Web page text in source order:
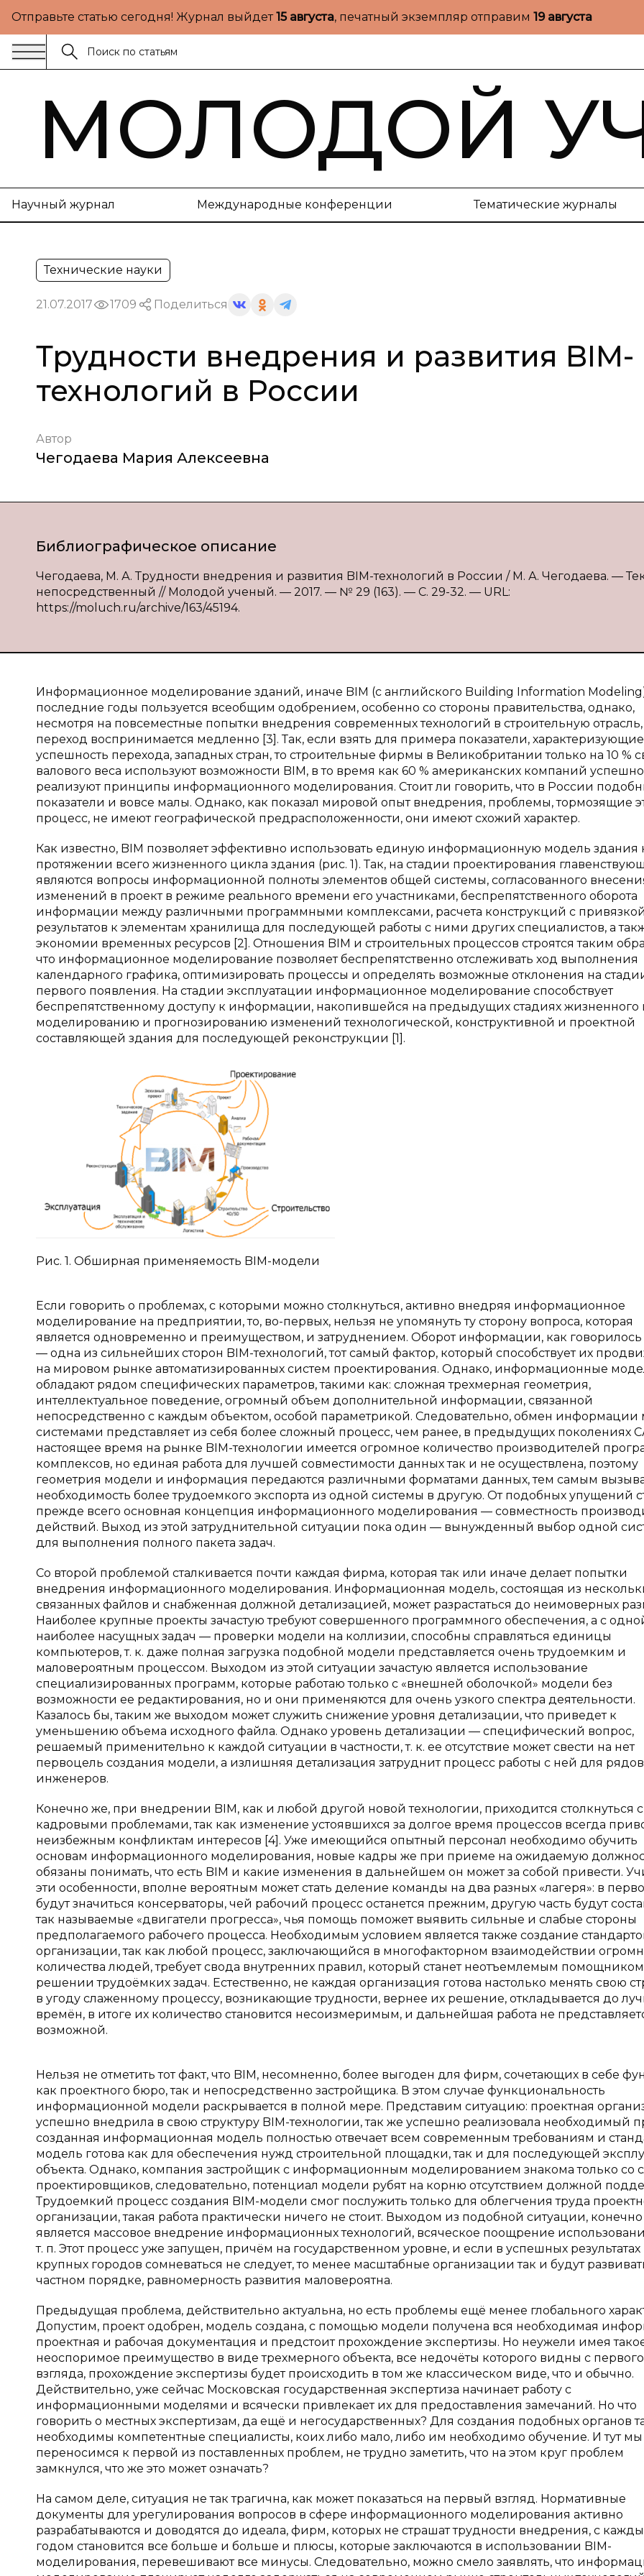
Отправьте статью сегодня! Журнал выйдет15 августа, печатный экземпляр отправим 19 августа
МОЛОДОЙ
Научный журнал Международные конференции Тематические журналы
Технические науки
21.07.2017 1709 Поделиться
Трудности внедрения и развития BIM-
технологий в России
Автор
Чегодаева Мария Алексеевна
Библиографическое описание
Чегодаева, М. А. Трудности внедрения и развития BIM-технологий в России / М. А. Чегодаева. —
непосредственный // Молодой ученый. — 2017. — № 29 (163). — С. 29-32. — URL:
https://moluch.ru/archive/163/45194.
Информационное моделирование зданий, иначе BIM (с английского Building Information
последние годы пользуется всеобщим одобрением, особенно со стороны правительства, однако,
несмотря на повсеместные попытки внедрения современных технологий в строительную отрасль,
переход воспринимается медленно [3]. Так, если взять для примера показатели, характеризующие
успешность перехода, западных стран, то строительные фирмы в Великобритании только на 10 %
валового веса используют возможности BIM, в то время как 60 % американских компаний успешно
реализуют принципы информационного моделирования. Стоит ли говорить, что в России
показатели и вовсе малы. Однако, как показал мировой опыт внедрения, проблемы, тормозящие
процесс, не имеют географической предрасположенности, они имеют схожий характер.
Как известно, BIM позволяет эффективно использовать единую информационную модель здания
протяжении всего жизненного цикла здания (рис. 1). Так, на стадии проектирования
являются вопросы информационной полноты элементов общей системы, согласованного
изменений в проект в режиме реального времени его участниками, беспрепятственного оборота
информации между различными программными комплексами, расчета конструкций с привязкой
результатов к элементам хранилища для последующей работы с ними других специалистов, а
экономии временных ресурсов [2]. Отношения BIM и строительных процессов строятся таким
что информационное моделирование позволяет беспрепятственно отслеживать ход выполнения
календарного графика, оптимизировать процессы и определять возможные отклонения на
первого появления. На стадии эксплуатации информационное моделирование способствует
беспрепятственному доступу к информации, накопившейся на предыдущих стадиях жизненного
моделированию и прогнозированию изменений технологической, конструктивной и проектной
составляющей здания для последующей реконструкции [1].
Рис. 1. Обширная применяемость BIM-модели
Если говорить о проблемах, с которыми можно столкнуться, активно внедряя информационное
моделирование на предприятии, то, во-первых, нельзя не упомянуть ту сторону вопроса, которая
является одновременно и преимуществом, и затруднением. Оборот информации, как говорилось
— одна из сильнейших сторон BIM-технологий, тот самый фактор, который способствует их
на мировом рынке автоматизированных систем проектирования. Однако, информационные
обладают рядом специфических параметров, такими как: сложная трехмерная геометрия,
интеллектуальное поведение, огромный объем дополнительной информации, связанной
непосредственно с каждым объектом, особой параметрикой. Следовательно, обмен
системами представляет из себя более сложный процесс, чем ранее, в предыдущих поколениях
настоящее время на рынке BIM-технологии имеется огромное количество производителей
комплексов, но единая работа для лучшей совместимости данных так и не осуществлена, поэтому
геометрия модели и информация передаются различными форматами данных, тем самым
необходимость более трудоемкого экспорта из одной системы в другую. От подобных упущений
прежде всего основная концепция информационного моделирования — совместность
действий. Выход из этой затруднительной ситуации пока один — вынужденный выбор одной
для выполнения полного пакета задач.
Со второй проблемой сталкивается почти каждая фирма, которая так или иначе делает попытки
внедрения информационного моделирования. Информационная модель, состоящая из
связанных файлов и снабженная должной детализацией, может разрастаться до неимоверных
Наиболее крупные проекты зачастую требуют совершенного программного обеспечения, а с
наиболее насущных задач — проверки модели на коллизии, способны справляться единицы
компьютеров, т. к. даже полная загрузка подобной модели представляется очень трудоемким и
маловероятным процессом. Выходом из этой ситуации зачастую является использование
специализированных программ, которые работаю только с «внешней оболочкой» модели без
возможности ее редактирования, но и они применяются для очень узкого спектра деятельности.
Казалось бы, таким же выходом может служить снижение уровня детализации, что приведет к
уменьшению объема исходного файла. Однако уровень детализации — специфический вопрос,
решаемый применительно к каждой ситуации в частности, т. к. ее отсутствие может свести на нет
первоцель создания модели, а излишняя детализация затруднит процесс работы с ней для
инженеров.
Конечно же, при внедрении BIM, как и любой другой новой технологии, приходится столкнуться с
кадровыми проблемами, так как изменение устоявшихся за долгое время процессов всегда
неизбежным конфликтам интересов [4]. Уже имеющийся опытный персонал необходимо обучить
основам информационного моделирования, новые кадры же при приеме на ожидаемую
обязаны понимать, что есть BIM и какие изменения в дальнейшем он может за собой привести.
эти особенности, вполне вероятным может стать деление команды на два разных «лагеря»: в
будут значиться консерваторы, чей рабочий процесс останется прежним, другую часть будут
так называемые «двигатели прогресса», чья помощь поможет выявить сильные и слабые стороны
предполагаемого рабочего процесса. Необходимым условием является также создание
организации, так как любой процесс, заключающийся в многофакторном взаимодействии
количества людей, требует свода внутренних правил, который станет неотъемлемым
решении трудоёмких задач. Естественно, не каждая организация готова настолько менять свою
в угоду слаженному процессу, возникающие трудности, вернее их решение, откладывается до
времён, в итоге их количество становится несоизмеримым, и дальнейшая работа не
возможной.
Нельзя не отметить тот факт, что BIM, несомненно, более выгоден для фирм, сочетающих в себе
как проектного бюро, так и непосредственно застройщика. В этом случае функциональность
информационной модели раскрывается в полной мере. Представим ситуацию: проектная
успешно внедрила в свою структуру BIM-технологии, так же успешно реализовала необходимый
созданная информационная модель полностью отвечает всем современным требованиям и
модель готова как для обеспечения нужд строительной площадки, так и для последующей
объекта. Однако, компания застройщик с информационным моделированием знакома только со
проектировщиков, следовательно, потенциал модели рубят на корню отсутствием должной
Трудоемкий процесс создания BIM-модели смог послужить только для облегчения труда
организации, такая работа практически ничего не стоит. Выходом из подобной ситуации,
является массовое внедрение информационных технологий, всяческое поощрение
т. п. Этот процесс уже запущен, причём на государственном уровне, и если в успешных результатах
крупных городов сомневаться не следует, то менее масштабные организации так и будут
частном порядке, равномерность развития маловероятна.
Предыдущая проблема, действительно актуальна, но есть проблемы ещё менее глобального
Допустим, проект одобрен, модель создана, с помощью модели получена вся необходимая
проектная и рабочая документация и предстоит прохождение экспертизы. Но неужели имея
неоспоримое преимущество в виде трехмерного объекта, все недочёты которого видны с первого
взгляда, прохождение экспертизы будет происходить в том же классическом виде, что и обычно.
Действительно, уже сейчас Московская государственная экспертиза начинает работу с
информационными моделями и всячески привлекает их для предоставления замечаний. Но что
говорить о местных экспертизам, да ещё и негосударственных? Для создания подобных органов
необходимы компетентные специалисты, коих либо мало, либо им необходимо обучение. И тут мы
переносимся к первой из поставленных проблем, не трудно заметить, что на этом круг проблем
замкнулся, что же это может означать?
На самом деле, ситуация не так трагична, как может показаться на первый взгляд. Нормативные
документы для урегулирования вопросов в сфере информационного моделирования активно
разрабатываются и доводятся до идеала, фирм, которых не страшат трудности внедрения, с
годом становится все больше и больше и плюсы, которые заключаются в использовании BIM-
моделирования, перевешивают все минусы. Следовательно, можно смело заявлять, что